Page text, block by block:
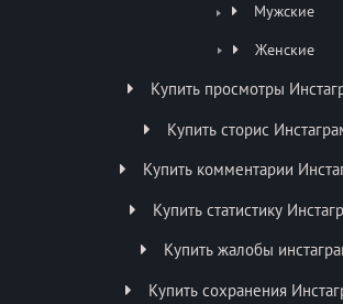
Мужские
Женские
Купить просмотры
Купить сторис
Купить комментарии
Купить статистику
Купить жалобы
Купить сохранения